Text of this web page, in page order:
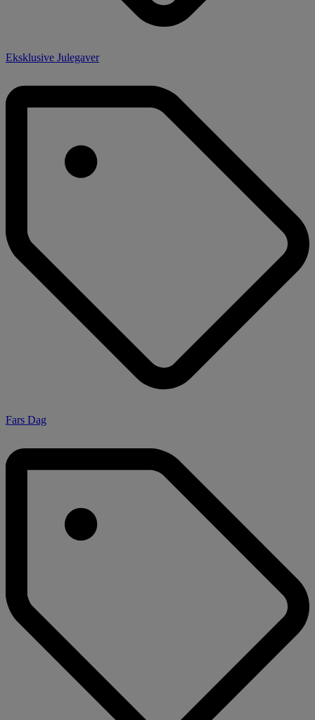
Eksklusive Julegaver
Fars Dag